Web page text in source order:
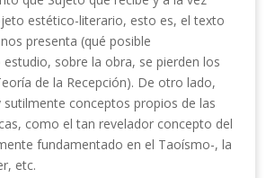
estético-literario, esto es, el texto
presenta (qué posible
sobre la obra, se pierden los
de la Recepción). De otro lado,
sutilmente conceptos propios de las
como el tan revelador concepto del
fundamentado en el Taoísmo-, la
etc.